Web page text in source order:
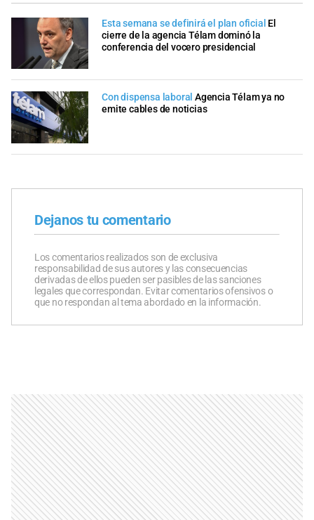
Esta semana se definirá el plan oficial El
cierre de la agencia Télam dominó la
conferencia del vocero presidencial
Con dispensa laboral Agencia Télam ya no
emite cables de noticias
Dejanos tu comentario
Los comentarios realizados son de exclusiva
responsabilidad de sus autores y las consecuencias
derivadas de ellos pueden ser pasibles de las sanciones
legales que correspondan. Evitar comentarios ofensivos o
que no respondan al tema abordado en la información.